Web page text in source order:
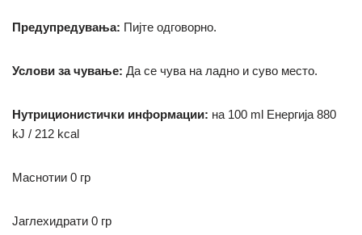
Предупредувања: Пијте одговорно.
Услови за чување: Да се чува на ладно и суво место.
Нутриционистички информации: на 100 ml Енергија 880
kJ / 212 kcal
Mаснотии 0 гр
Јаглехидрати 0 гр